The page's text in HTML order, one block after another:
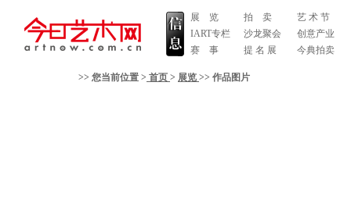
展 览
IART专栏
赛 事
拍 卖
沙龙聚会
提 名 展
艺 术 节
创意产业
今典拍卖
>> 您当前位置 > 首页 > 展览 >> 作品图片